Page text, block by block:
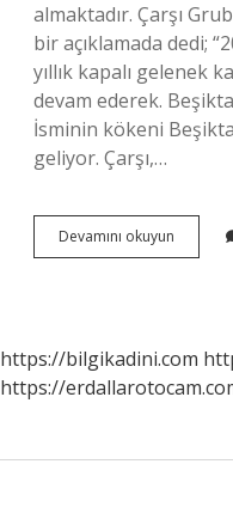
almaktadır. Çarşı
bir açıklamada dedi;
yıllık kapalı gelenek
devam ederek.
İsminin kökeni
geliyor. Çarşı,…
Devamını okuyun Beşiktaş
Çarşı
https://bilgikadini.com
https://